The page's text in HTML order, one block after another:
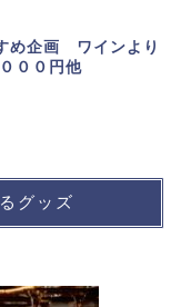
め企画 ワインより
００円他
グッズ